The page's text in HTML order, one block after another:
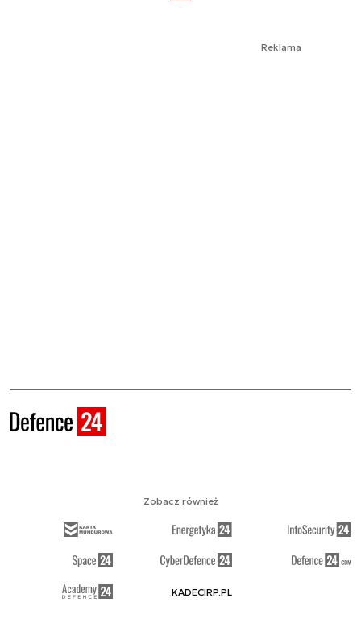
Reklama
Zobacz również
KADECIRP.PL